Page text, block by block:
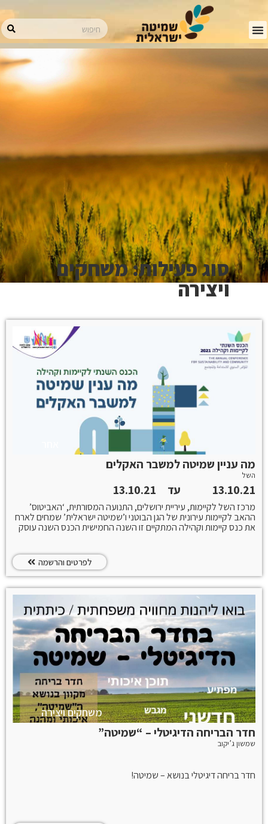
סוג פעילות: משחקים
ויצירה
מה עניין שמיטה למשבר האקלים
השל
13.10.21 עד 13.10.21
מרכז השל לקיימות, עיריית ירושלים, התנועה המסורתית, ‘האביטוס’
ההאב לקיימות עירונית של הגן הבוטני ו’שמיטה ישראלית’ שמחים לארח
את כנס קיימות וקהילה המתקיים זו השנה החמישית הכנס השנה עוסק
לפרטים והרשמה
משחקים ויצירה
חדר הבריחה הדיגיטלי – “שמיטה”
שמשון ג’יקוב
חדר בריחה דיגיטלי בנושא – שמיטה!